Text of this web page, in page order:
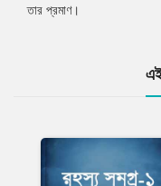
Article
তার প্রমাণ।